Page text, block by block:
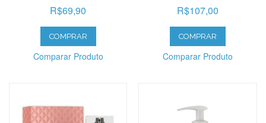
R$69,90
COMPRAR
Comparar Produto
R$107,00
COMPRAR
Comparar Produto